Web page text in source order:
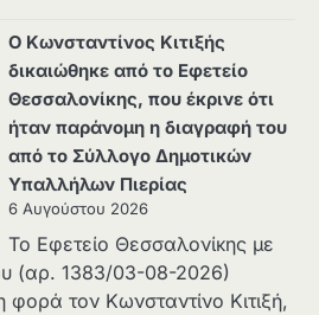
Ο Κωνσταντίνος Κιτιξής
δικαιώθηκε από το Εφετείο
Θεσσαλονίκης, που έκρινε ότι
ήταν παράνομη η διαγραφή του
από το Σύλλογο Δημοτικών
Υπαλλήλων Πιερίας
6 Αυγούστου 2026
Το Εφετείο Θεσσαλονίκης με
(αρ. 1383/03-08-2026)
φορά τον Κωνσταντίνο Κιτιξή,